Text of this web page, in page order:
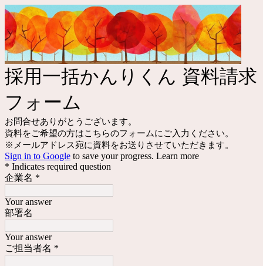
採用一括かんりくん 資料請求
フォーム
お問合せありがとうございます。
資料をご希望の方はこちらのフォームにご入力ください。
※メールアドレス宛に資料をお送りさせていただきます。
Sign in to Google to save your progress. Learn more
* Indicates required question
企業名 *
Your answer
部署名
Your answer
ご担当者名 *